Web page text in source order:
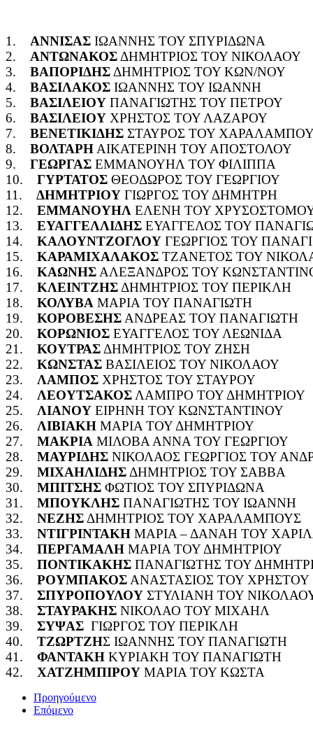
1. ΑΝΝΙΣΑΣ ΙΩΑΝΝΗΣ ΤΟΥ ΣΠΥΡΙΔΩΝΑ
2. ΑΝΤΩΝΑΚΟΣ ΔΗΜΗΤΡΙΟΣ ΤΟΥ ΝΙΚΟΛΑΟΥ
3. ΒΑΠΟΡΙΔΗΣ ΔΗΜΗΤΡΙΟΣ ΤΟΥ ΚΩΝ/ΝΟΥ
4. ΒΑΣΙΛΑΚΟΣ ΙΩΑΝΝΗΣ ΤΟΥ ΙΩΑΝΝΗ
5. ΒΑΣΙΛΕΙΟΥ ΠΑΝΑΓΙΩΤΗΣ ΤΟΥ ΠΕΤΡΟΥ
6. ΒΑΣΙΛΕΙΟΥ ΧΡΗΣΤΟΣ ΤΟΥ ΛΑΖΑΡΟΥ
7. ΒΕΝΕΤΙΚΙΔΗΣ ΣΤΑΥΡΟΣ ΤΟΥ
8. ΒΟΛΤΑΡΗ ΑΙΚΑΤΕΡΙΝΗ ΤΟΥ ΑΠΟΣΤΟΛΟΥ
9. ΓΕΩΡΓΑΣ ΕΜΜΑΝΟΥΗΛ ΤΟΥ ΦΙΛΙΠΠΑ
10.
ΓΥΡΤΑΤΟΣ ΘΕΟΔΩΡΟΣ ΤΟΥ ΓΕΩΡΓΙΟΥ
11.
ΔΗΜΗΤΡΙΟΥ ΓΙΩΡΓΟΣ ΤΟΥ ΔΗΜΗΤΡΗ
12. ΕΜΜΑΝΟΥΗΛ ΕΛΕΝΗ ΤΟΥ
13.
ΕΥΑΓΓΕΛΛΙΔΗΣ ΕΥΑΓΓΕΛΟΣ ΤΟΥ
14. ΚΑΛΟΥΝΤΖΟΓΛΟΥ ΓΕΩΡΓΙΟΣ ΤΟΥ
15. ΚΑΡΑΜΙΧΑΛΑΚΟΣ ΤΖΑΝΕΤΟΣ ΤΟΥ
16. ΚΑΩΝΗΣ ΑΛΕΞΑΝΔΡΟΣ ΤΟΥ
17. ΚΛΕΙΝΤΖΗΣ ΔΗΜΗΤΡΙΟΣ ΤΟΥ ΠΕΡΙΚΛΗ
18. ΚΟΛΥΒΑ ΜΑΡΙΑ ΤΟΥ ΠΑΝΑΓΙΩΤΗ
19. ΚΟΡΟΒΕΣΗΣ ΑΝΔΡΕΑΣ ΤΟΥ ΠΑΝΑΓΙΩΤΗ
20. ΚΟΡΩΝΙΟΣ ΕΥΑΓΓΕΛΟΣ ΤΟΥ ΛΕΩΝΙΔΑ
21. ΚΟΥΤΡΑΣ ΔΗΜΗΤΡΙΟΣ ΤΟΥ ΖΗΣΗ
22. ΚΩΝΣΤΑΣ ΒΑΣΙΛΕΙΟΣ ΤΟΥ ΝΙΚΟΛΑΟΥ
23. ΛΑΜΠΟΣ ΧΡΗΣΤΟΣ ΤΟΥ ΣΤΑΥΡΟΥ
24. ΛΕΟΥΤΣΑΚΟΣ ΛΑΜΠΡΟ ΤΟΥ ΔΗΜΗΤΡΙΟΥ
25. ΛΙΑΝΟΥ ΕΙΡΗΝΗ ΤΟΥ ΚΩΝΣΤΑΝΤΙΝΟΥ
26. ΛΙΒΙΑΚΗ ΜΑΡΙΑ ΤΟΥ ΔΗΜΗΤΡΙΟΥ
27. ΜΑΚΡΙΑ ΜΙΛΟΒΑ ΑΝΝΑ ΤΟΥ ΓΕΩΡΓΙΟΥ
28.
ΜΑΥΡΙΔΗΣ ΝΙΚΟΛΑΟΣ ΓΕΩΡΓΙΟΣ ΤΟΥ
29. ΜΙΧΑΗΛΙΔΗΣ ΔΗΜΗΤΡΙΟΣ ΤΟΥ ΣΑΒΒΑ
30. ΜΠΙΤΣΗΣ ΦΩΤΙΟΣ ΤΟΥ ΣΠΥΡΙΔΩΝΑ
31. ΜΠΟΥΚΛΗΣ ΠΑΝΑΓΙΩΤΗΣ ΤΟΥ ΙΩΑΝΝΗ
32. ΝΕΖΗΣ ΔΗΜΗΤΡΙΟΣ ΤΟΥ ΧΑΡΑΛΑΜΠΟΥΣ
33. ΝΤΙΓΡΙΝΤΑΚΗ ΜΑΡΙΑ – ΔΑΝΑΗ ΤΟΥ
34. ΠΕΡΓΑΜΑΛΗ ΜΑΡΙΑ ΤΟΥ ΔΗΜΗΤΡΙΟΥ
35. ΠΟΝΤΙΚΑΚΗΣ ΠΑΝΑΓΙΩΤΗΣ ΤΟΥ
36. ΡΟΥΜΠΑΚΟΣ ΑΝΑΣΤΑΣΙΟΣ ΤΟΥ ΧΡΗΣΤΟΥ
37. ΣΠΥΡΟΠΟΥΛΟΥ ΣΤΥΛΙΑΝΗ ΤΟΥ
38. ΣΤΑΥΡΑΚΗΣ ΝΙΚΟΛΑΟ ΤΟΥ ΜΙΧΑΗΛ
39. ΣΥΨΑΣ ΓΙΩΡΓΟΣ ΤΟΥ ΠΕΡΙΚΛΗ
40. ΤΖΩΡΤΖΗΣ ΙΩΑΝΝΗΣ ΤΟΥ ΠΑΝΑΓΙΩΤΗ
41. ΦΑΝΤΑΚΗ ΚΥΡΙΑΚΗ ΤΟΥ ΠΑΝΑΓΙΩΤΗ
42. ΧΑΤΖΗΜΠΙΡΟΥ ΜΑΡΙΑ ΤΟΥ ΚΩΣΤΑ
Προηγούμενο
Επόμενο